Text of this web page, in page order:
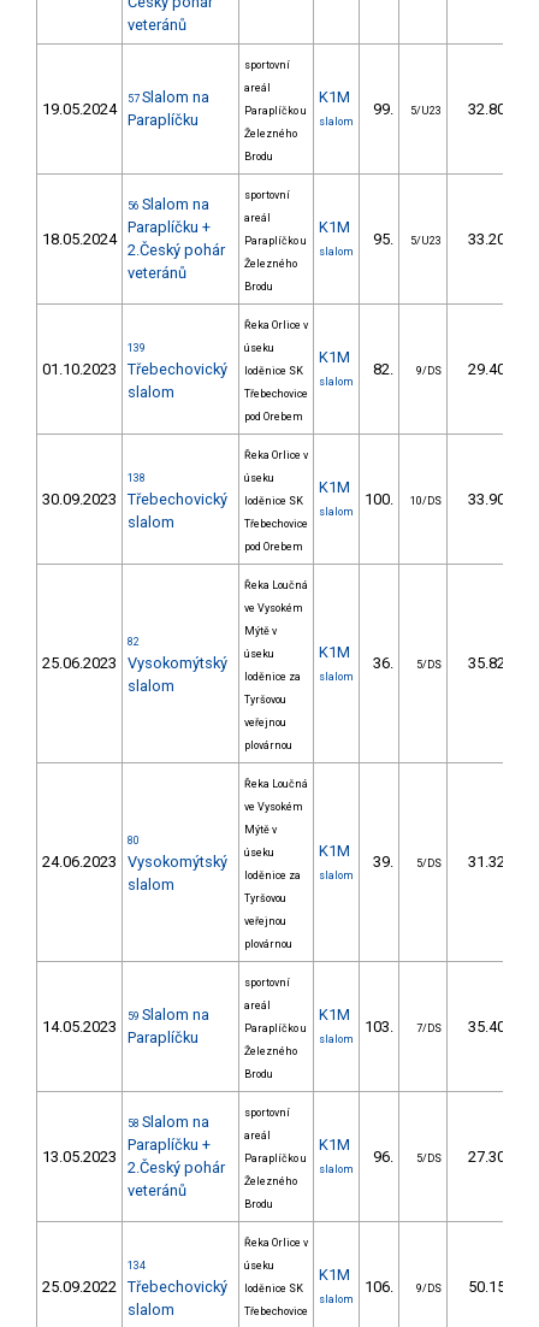
veteránů
19.05.2024
57 Slalom na
Paraplíčku
sportovní
areál
Paraplíčko u
Železného
Brodu
K1M
slalom
99. 5/U23 32.80
18.05.2024
56 Slalom na
Paraplíčku +
2.Český pohár
veteránů
sportovní
areál
Paraplíčko u
Železného
Brodu
K1M
slalom
95. 5/U23 33.20
01.10.2023
139
Třebechovický
slalom
Řeka Orlice v
úseku
loděnice SK
Třebechovice
pod Orebem
K1M
slalom
82. 9/DS 29.40
30.09.2023
138
Třebechovický
slalom
Řeka Orlice v
úseku
loděnice SK
Třebechovice
pod Orebem
K1M
slalom
100. 10/DS 33.90
25.06.2023
82
Vysokomýtský
slalom
Řeka Loučná
ve Vysokém
Mýtě v
úseku
loděnice za
Tyršovou
veřejnou
plovárnou
K1M
slalom
36. 5/DS 35.82
24.06.2023
80
Vysokomýtský
slalom
Řeka Loučná
ve Vysokém
Mýtě v
úseku
loděnice za
Tyršovou
veřejnou
plovárnou
K1M
slalom
39. 5/DS 31.32
14.05.2023
59 Slalom na
Paraplíčku
sportovní
areál
Paraplíčko u
Železného
Brodu
K1M
slalom
103. 7/DS 35.40
13.05.2023
58 Slalom na
Paraplíčku +
2.Český pohár
veteránů
sportovní
areál
Paraplíčko u
Železného
Brodu
K1M
slalom
96. 5/DS 27.30
25.09.2022
134
Třebechovický
slalom
Řeka Orlice v
úseku
loděnice SK
Třebechovice
K1M
slalom
106. 9/DS 50.15